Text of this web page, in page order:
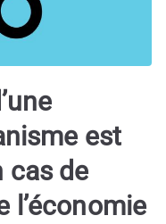
est
cas de
l’économie